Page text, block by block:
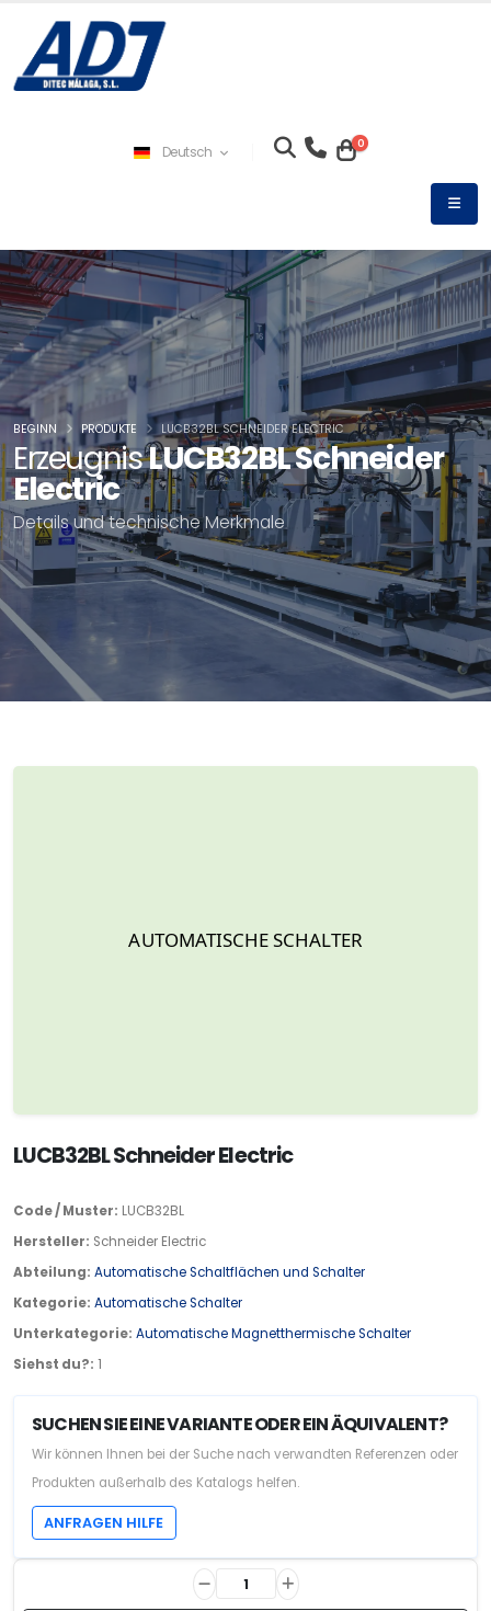
Deutsch 0
ErzeugnisLUCB32BL Schneider
Electric
Details und technische Merkmale
BEGINN PRODUKTE LUCB32BL SCHNEIDER ELECTRIC
LUCB32BL Schneider Electric
Code / Muster: LUCB32BL
Hersteller: Schneider Electric
Abteilung: Automatische Schaltflächen und Schalter
Kategorie: Automatische Schalter
Unterkategorie: Automatische Magnetthermische Schalter
Siehst du?: 1
SUCHEN SIE EINE VARIANTE ODER EIN ÄQUIVALENT?
Wir können Ihnen bei der Suche nach verwandten Referenzen oder
Produkten außerhalb des Katalogs helfen.
ANFRAGEN HILFE